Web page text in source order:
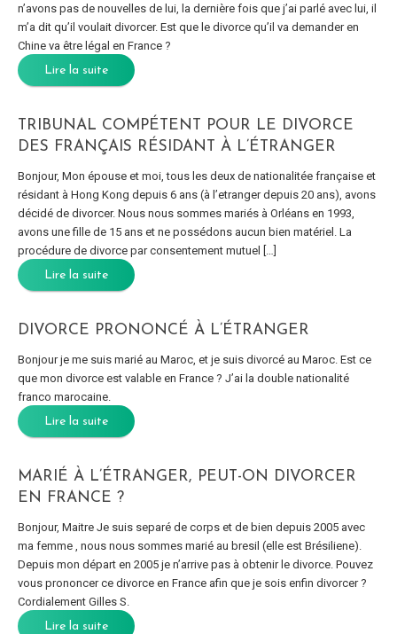
n’avons pas de nouvelles de lui, la dernière fois que j’ai parlé avec lui, il
m’a dit qu’il voulait divorcer. Est que le divorce qu’il va demander en
Chine va être légal en France ?
Lire la suite
TRIBUNAL COMPÉTENT POUR LE DIVORCE
DES FRANÇAIS RÉSIDANT À L’ÉTRANGER
Bonjour, Mon épouse et moi, tous les deux de nationalitée française et
résidant à Hong Kong depuis 6 ans (à l’etranger depuis 20 ans), avons
décidé de divorcer. Nous nous sommes mariés à Orléans en 1993,
avons une fille de 15 ans et ne possédons aucun bien matériel. La
procédure de divorce par consentement mutuel […]
Lire la suite
DIVORCE PRONONCÉ À L’ÉTRANGER
Bonjour je me suis marié au Maroc, et je suis divorcé au Maroc. Est ce
que mon divorce est valable en France ? J’ai la double nationalité
franco marocaine.
Lire la suite
MARIÉ À L’ÉTRANGER, PEUT-ON DIVORCER
EN FRANCE ?
Bonjour, Maitre Je suis separé de corps et de bien depuis 2005 avec
ma femme , nous nous sommes marié au bresil (elle est Brésiliene).
Depuis mon départ en 2005 je n’arrive pas à obtenir le divorce. Pouvez
vous prononcer ce divorce en France afin que je sois enfin divorcer ?
Cordialement Gilles S.
Lire la suite